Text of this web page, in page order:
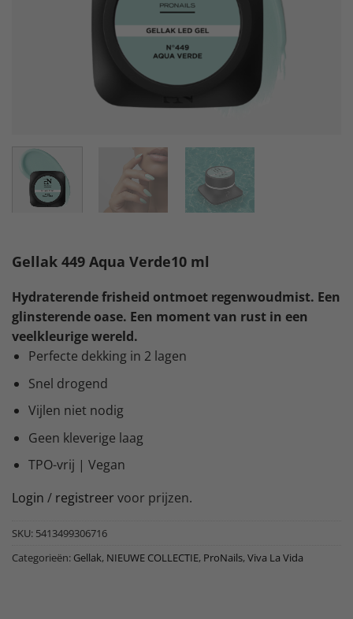
Gellak 449 Aqua Verde10 ml
Hydraterende frisheid ontmoet regenwoudmist. Een
glinsterende oase. Een moment van rust in een
veelkleurige wereld.
Perfecte dekking in 2 lagen
Snel drogend
Vijlen niet nodig
Geen kleverige laag
TPO-vrij | Vegan
Login / registreer voor prijzen.
SKU: 5413499306716
Categorieën: Gellak, NIEUWE COLLECTIE, ProNails,Viva La Vida